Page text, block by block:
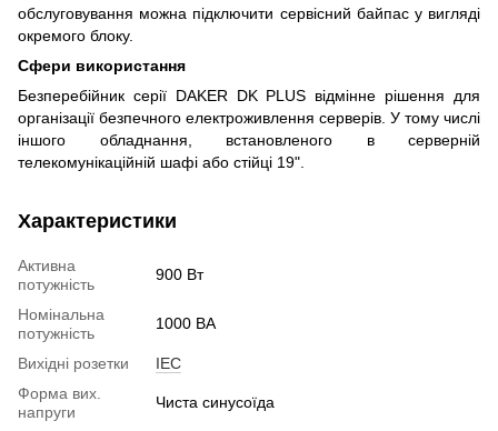
обслуговування можна підключити сервісний байпас у вигляді
окремого блоку.
Сфери використання
Безперебійник серії DAKER DK PLUS відмінне рішення для
організації безпечного електроживлення серверів. У тому числі
іншого обладнання, встановленого в серверній
телекомунікаційній шафі або стійці 19".
Характеристики
Активна
потужність
900 Вт
Номінальна
потужність
1000 ВА
Вихідні розетки
IEC
Форма вих.
напруги
Чиста синусоїда